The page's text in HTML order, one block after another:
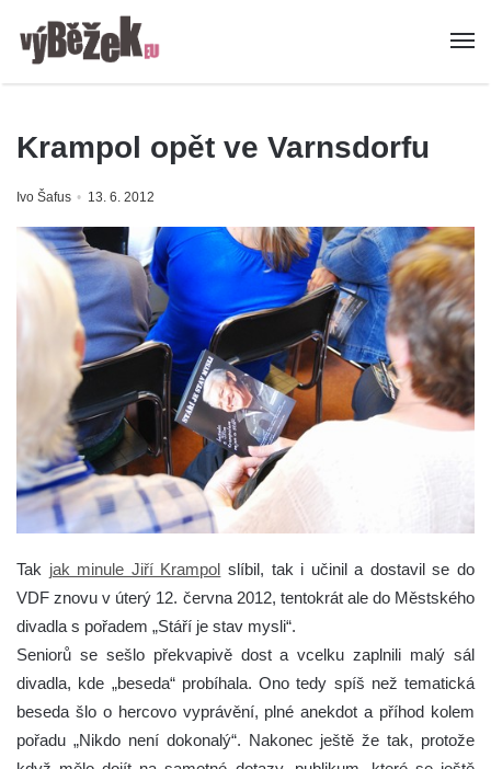
Krampol opět ve Varnsdorfu
Ivo Šafus 13. 6. 2012
Tak jak minule Jiří Krampol slíbil, tak i učinil a dostavil se do
VDF znovu v úterý 12. června 2012, tentokrát ale do Městského
divadla s pořadem „Stáří je stav mysli“.
Seniorů se sešlo překvapivě dost a vcelku zaplnili malý sál
divadla, kde „beseda“ probíhala. Ono tedy spíš než tematická
beseda šlo o hercovo vyprávění, plné anekdot a příhod kolem
pořadu „Nikdo není dokonalý“. Nakonec ještě že tak, protože